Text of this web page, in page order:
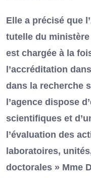
Elle a précisé que
tutelle du ministère
est chargée à la
l’accréditation
dans la recherche
l’agence dispose
scientifiques et
l’évaluation des
laboratoires,
doctorales » Mme